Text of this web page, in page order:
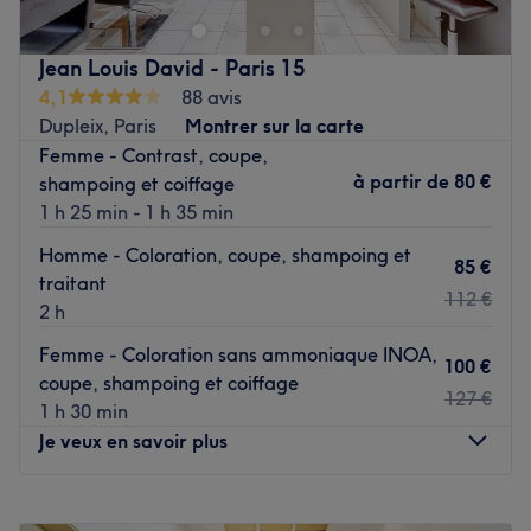
décoré où vous vous sentirez bien. Sadhar vous reçoit
avec le sourire pour vous proposer des prestations
personnalisées tout en répondant à vos besoins, afin de
sublimer et mettre en valeur votre chevelure.
Transport public le plus proche
Le salon est situé à 3 minutes à pied de l'arrêt de bus
Convention - Saint-Charles.
L’équipe
C'est Sadhar qui vous accueille chaleureusement dans ce
Nos coups de cœur :
L’atmosphère : le salon offre une ambiance conviviale et
cocooning.
Jean Louis David - Paris 15
4,1
88 avis
Dupleix, Paris
Montrer sur la carte
Femme - Contrast, coupe,
shampoing et coiffage
1 h 25 min - 1 h 35 min
à partir de 80 €
Homme - Coloration, coupe, shampoing et
traitant
2 h
85 €
112 €
Femme - Coloration sans ammoniaque INOA,
coupe, shampoing et coiffage
1 h 30 min
100 €
127 €
Je veux en savoir plus